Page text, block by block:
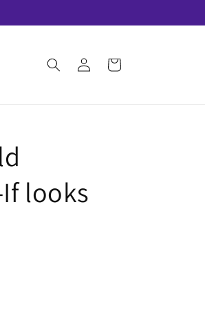
EinloggenWarenkorb
looks